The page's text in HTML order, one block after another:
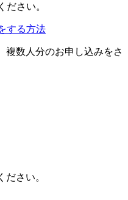
ださい。
する方法
数人分のお申し込みをさ
ださい。